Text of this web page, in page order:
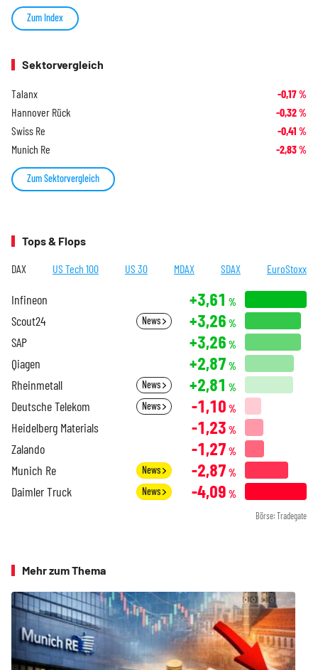
Zum Index
Sektorvergleich
Talanx -0,17%
Hannover Rück -0,32%
Swiss Re -0,41 %
Munich Re -2,83%
Zum Sektorvergleich
Tops & Flops
DAX US Tech 100 US 30 MDAX SDAX EuroStoxx
Infineon +3,61 %
Scout24 News +3,26 %
SAP +3,26 %
Qiagen +2,87 %
Rheinmetall News +2,81 %
Deutsche Telekom News -1,10 %
Heidelberg Materials -1,23 %
Zalando -1,27 %
Munich Re News -2,87 %
Daimler Truck News -4,09 %
Börse: Tradegate
Mehr zum Thema